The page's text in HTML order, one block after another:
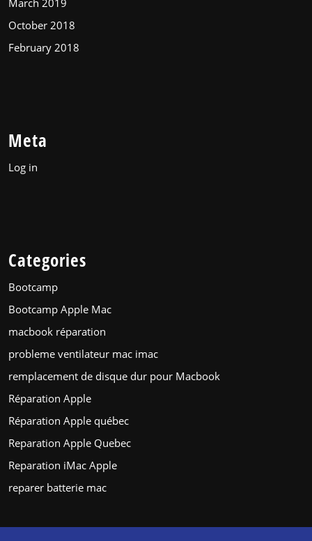
March 2019
October 2018
February 2018
Meta
Log in
Categories
Bootcamp
Bootcamp Apple Mac
macbook réparation
probleme ventilateur mac imac
remplacement de disque dur pour Macbook
Réparation Apple
Réparation Apple québec
Reparation Apple Quebec
Reparation iMac Apple
reparer batterie mac